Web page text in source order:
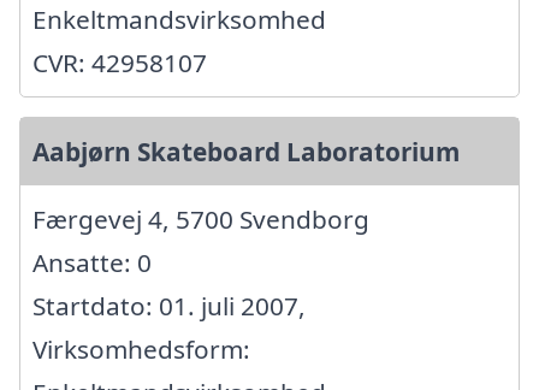
Enkeltmandsvirksomhed
CVR: 42958107
Aabjørn Skateboard Laboratorium
Færgevej 4, 5700 Svendborg
Ansatte: 0
Startdato: 01. juli 2007,
Virksomhedsform: